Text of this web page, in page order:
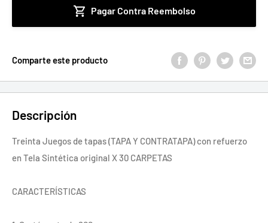
Pagar Contra Reembolso
Comparte este producto
Descripción
Treinta Juegos de tapas (TAPA Y CONTRATAPA) con refuerzo
en Tela Sintética original X 30 CARPETAS
CARACTERÍSTICAS